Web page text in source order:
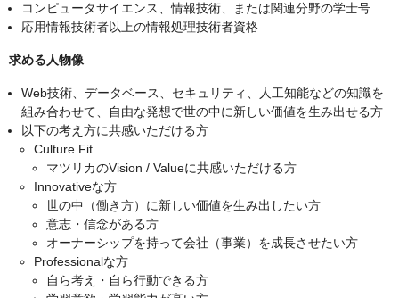
コンピュータサイエンス、情報技術、または関連分野の学士号
応用情報技術者以上の情報処理技術者資格
求める人物像
Web技術、データベース、セキュリティ、人工知能などの知識を
組み合わせて、自由な発想で世の中に新しい価値を生み出せる方
以下の考え方に共感いただける方
Culture Fit
マツリカのVision / Valueに共感いただける方
Innovativeな方
世の中（働き方）に新しい価値を生み出したい方
意志・信念がある方
オーナーシップを持って会社（事業）を成長させたい方
Professionalな方
自ら考え・自ら行動できる方